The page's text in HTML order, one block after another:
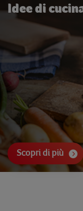
Idee di
Scopri di più